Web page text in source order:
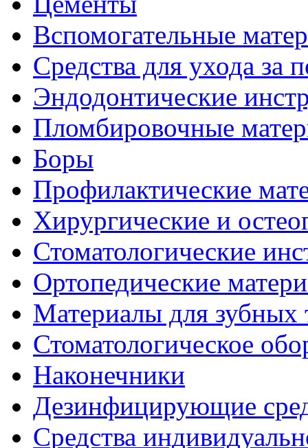
Вспомогательные
Средства для ухода за
Эндодонтические
Пломбировочные
Боры
Профилактические
Хирургические и
Стоматологические
Ортопедические
Материалы для зубных
Стоматологическое
Наконечники
Дезинфицирующие
Средства